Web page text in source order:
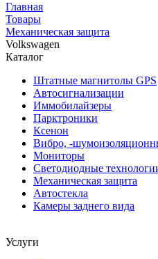
Главная
Товары
Механическая защита
Volkswagen
Каталог
Штатные магнитолы GPS
Автосигнализации
Иммобилайзеры
Парктроники
Ксенон
Вибро, -
Мониторы
Светодиодные
Механическая защита
Автостекла
Камеры заднего вида
Услуги